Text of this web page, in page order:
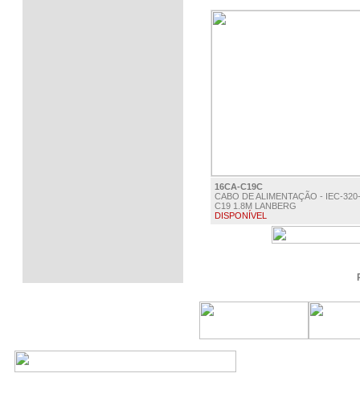
16CA-C19C
CABO DE ALIMENTAÇÃO - IEC-320-
C19 1.8M LANBERG
DISPONÍVEL